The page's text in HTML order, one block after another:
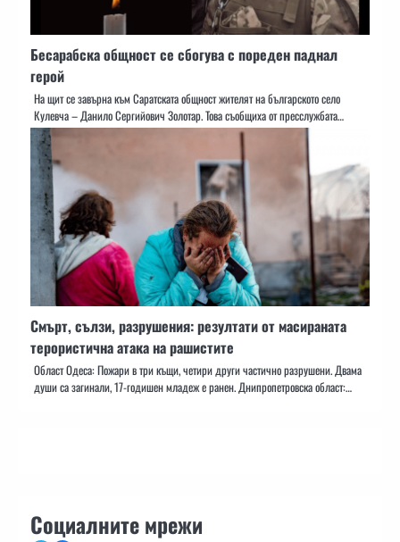
Бесарабска общност се сбогува с пореден паднал
герой
На щит се завърна към Саратската общност жителят на българското село
Кулевча – Данило Сергийович Золотар. Това съобщиха от пресслужбата…
Смърт, сълзи, разрушения: резултати от масираната
терористична атака на рашистите
Област Одеса: Пожари в три къщи, четири други частично разрушени. Двама
души са загинали, 17-годишен младеж е ранен. Днипропетровска област:…
Социалните мрежи